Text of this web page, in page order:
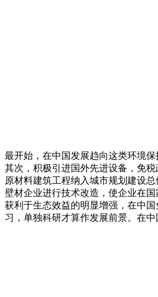
最开始，在中国发展趋向这类环境
其次，积极引进国外先进设备，免
原材料建筑工程纳入城市规划建设
壁材企业进行技术改造，使企业在
获利于生态效益的明显增强，在中
习，单独科研才算作发展前景。在